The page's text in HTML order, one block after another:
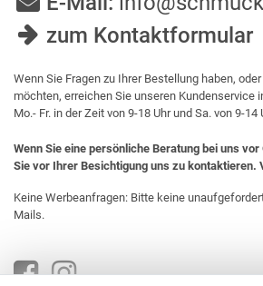
zum Kontaktformular
Wenn Sie Fragen zu Ihrer Bestellung haben,
möchten, erreichen Sie unseren Kundenservice
Mo.- Fr. in der Zeit von 9-18 Uhr und Sa. von 9-14
Wenn Sie eine persönliche Beratung bei uns
Sie vor Ihrer Besichtigung uns zu kontaktieren.
Keine Werbeanfragen: Bitte keine
Mails.